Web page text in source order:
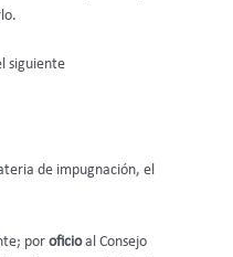
siguiente
de impugnación, el
por oficioal Consejo